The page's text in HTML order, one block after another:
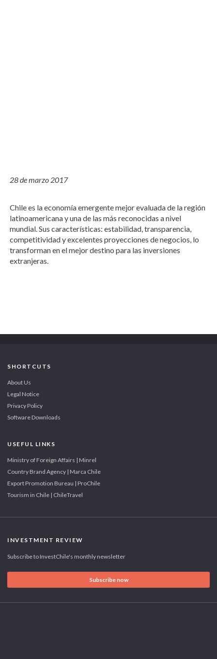
28 de marzo 2017
Chile es la economía emergente mejor evaluada de la región
latinoamericana y una de las más reconocidas a nivel
mundial. Sus características: estabilidad, transparencia,
competitividad y excelentes proyecciones de negocios, lo
transforman en el mejor destino para las inversiones
extranjeras.
SHORTCUTS
About Us
Legal Notice
Privacy Policy
Software Downloads
USEFUL LINKS
Ministry of Foreign Affairs | Minrel
Country Brand Agency | Marca Chile
Export Promotion Bureau | ProChile
Tourism in Chile | ChileTravel
INVESTMENT REVIEW
Subscribe to InvestChile's monthly newsletter
Subscribe now